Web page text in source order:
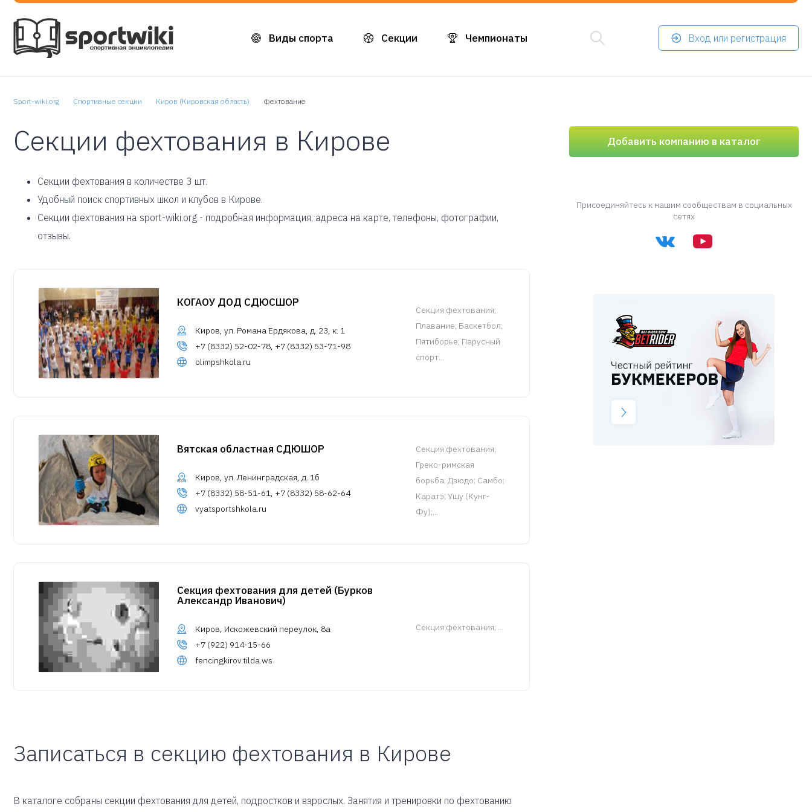
Виды спорта Секции Чемпионаты Вход или регистрация
Sport-wiki.org Спортивные секции Киров (Кировская область) Фехтование
Секции фехтования в Кирове
Cекции фехтования в количестве 3 шт.
Удобный поиск спортивных школ и клубов в Кирове.
Секции фехтования на sport-wiki.org - подробная информация, адреса на карте, телефоны, фотографии,
отзывы.
КОГАОУ ДОД СДЮСШОР
Киров, ул. Романа Ердякова, д. 23, к. 1
+7 (8332) 52-02-78, +7 (8332) 53-71-98
olimpshkola.ru
Cекция фехтования;
Плавание; Баскетбол;
Пятиборье; Парусный
спорт...
Вятская областная СДЮШОР
Киров, ул. Ленинградская, д. 1б
+7 (8332) 58-51-61, +7 (8332) 58-62-64
vyatsportshkola.ru
Cекция фехтования;
Греко-римская
борьба; Дзюдо; Самбо;
Каратэ; Ушу (Кунг-
Фу);...
Секция фехтования для детей (Бурков
Александр Иванович)
Киров, Искожевский переулок, 8а
+7 (922) 914-15-66
fencingkirov.tilda.ws
Cекция фехтования; ...
Записаться в секцию фехтования в Кирове
В каталоге собраны секции фехтования для детей, подростков и взрослых. Занятия и тренировки по фехтованию
Добавить компанию в каталог
Присоединяйтесь к нашим сообществам в социальных
сетях